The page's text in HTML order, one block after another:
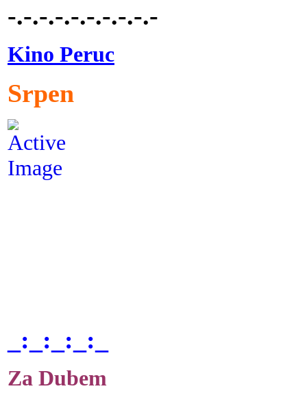
-.-.-.-.-.-.-.-.-.-
Kino Peruc
Srpen
_:_:_:_:_
Za Dubem